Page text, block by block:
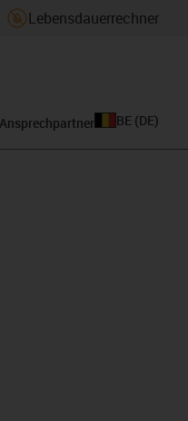
Lebensdauerrechner
BE (DE)